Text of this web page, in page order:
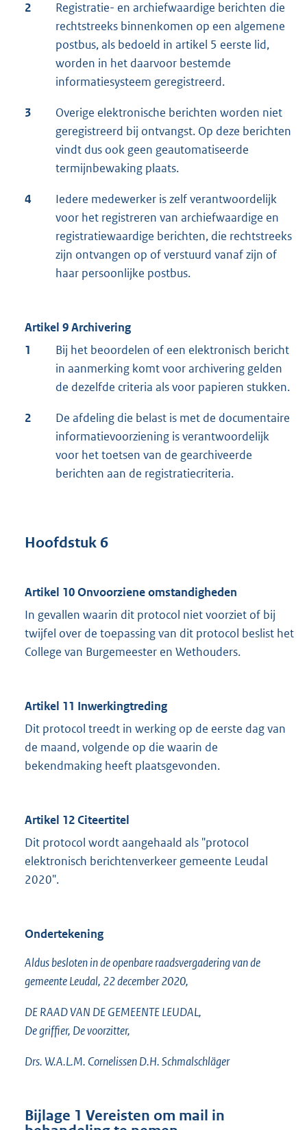
2
Registratie- en archiefwaardige berichten die
rechtstreeks binnenkomen op een algemene
postbus, als bedoeld in artikel 5 eerste lid,
worden in het daarvoor bestemde
informatiesysteem geregistreerd.
3
Overige elektronische berichten worden niet
geregistreerd bij ontvangst. Op deze berichten
vindt dus ook geen geautomatiseerde
termijnbewaking plaats.
4
Iedere medewerker is zelf verantwoordelijk
voor het registreren van archiefwaardige en
registratiewaardige berichten, die rechtstreeks
zijn ontvangen op of verstuurd vanaf zijn of
haar persoonlijke postbus.
Artikel 9 Archivering
1
Bij het beoordelen of een elektronisch bericht
in aanmerking komt voor archivering gelden
de dezelfde criteria als voor papieren stukken.
2
De afdeling die belast is met de documentaire
informatievoorziening is verantwoordelijk
voor het toetsen van de gearchiveerde
berichten aan de registratiecriteria.
Hoofdstuk 6
Artikel 10Onvoorziene omstandigheden
In gevallen waarin dit protocol niet voorziet of bij
twijfel over de toepassing van dit protocol beslist het
College van Burgemeester en Wethouders.
Artikel 11 Inwerkingtreding
Dit protocol treedt in werking op de eerste dag van
de maand, volgende op die waarin de
bekendmaking heeft plaatsgevonden.
Artikel 12Citeertitel
Dit protocol wordt aangehaald als "protocol
elektronisch berichtenverkeer gemeente Leudal
2020".
Ondertekening
Aldus besloten in de openbare raadsvergadering van de
gemeente Leudal, 22 december 2020,
DE RAAD VAN DE GEMEENTE LEUDAL,
De griffier, De voorzitter,
Drs. W.A.L.M. Cornelissen D.H. Schmalschläger
Bijlage 1 Vereisten om mail in